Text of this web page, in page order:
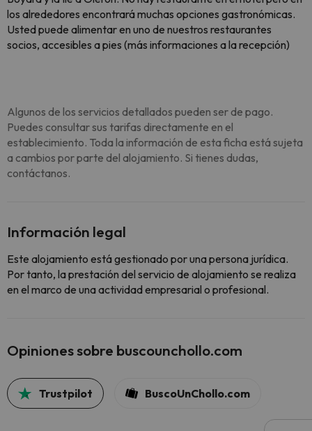
los alrededores encontrará muchas opciones gastronómicas.
Usted puede alimentar en uno de nuestros restaurantes
socios, accesibles a pies (más informaciones a la recepción)
Algunos de los servicios detallados pueden ser de pago.
Puedes consultar sus tarifas directamente en el
establecimiento. Toda la información de esta ficha está sujeta
a cambios por parte del alojamiento. Si tienes dudas,
contáctanos.
Información legal
Este alojamiento está gestionado por una persona jurídica.
Por tanto, la prestación del servicio de alojamiento se realiza
en el marco de una actividad empresarial o profesional.
Opiniones sobre buscounchollo.com
Trustpilot BuscoUnChollo.com